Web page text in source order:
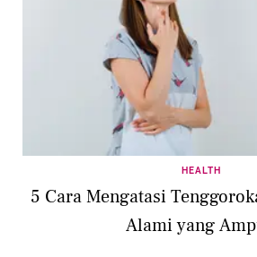
HEALTH
5 Cara Mengatasi
Alami yang